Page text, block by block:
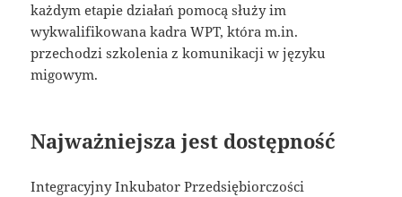
każdym etapie działań pomocą służy im
wykwalifikowana kadra WPT, która m.in.
przechodzi szkolenia z komunikacji w języku
migowym.
Najważniejsza jest dostępność
Integracyjny Inkubator Przedsiębiorczości